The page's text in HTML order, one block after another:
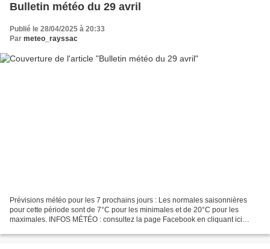
Bulletin météo du 29 avril
Publié le 28/04/2025 à 20:33
Par meteo_rayssac
Prévisions météo pour les 7 prochains jours : Les normales saisonnières
pour cette période sont de 7°C pour les minimales et de 20°C pour les
maximales. INFOS MÉTÉO : consultez la page Facebook en cliquant ici